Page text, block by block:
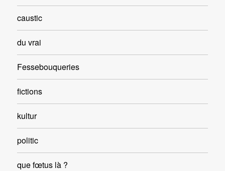
caustic
du vrai
Fessebouqueries
fictions
kultur
politic
que fœtus là ?